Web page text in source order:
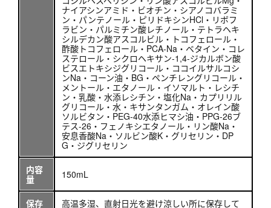
ナイアシンアミド・ビオチン・シアノコバラミ
ン・パンテノール・ピリドキシンHCl・リボフ
ラビン・パルミチン酸レチノール・テトラヘキ
シルデカン酸アスコルビル・トコフェロール・
酢酸トコフェロール・PCA-Na・ベタイン・コレ
ステロール・シクロヘキサン-1,4-ジカルボン酸
ビスエトキシジグリコール・ココイルサルコシ
ンNa・コーン油・BG・ペンチレングリコール・
メントール・エタノール・イソマルト・レシチ
ン・乳酸・水添レシチン・塩化Na・カプリリル
グリコール・水・キサンタンガム・オレイン酸
ソルビタン・PEG-40水添ヒマシ油・PPG-26ブ
テス-26・フェノキシエタノール・リン酸Na・
安息香酸Na・ソルビン酸K・グリセリン・DP
G・ジグリセリン
内容
量
150mL
保存
高温多湿、直射日光を避け涼しい所に保存して